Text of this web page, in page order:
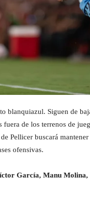
blanquiazul. Siguen de
de los terrenos de
Pellicer buscará
ofensivas.
García, Manu